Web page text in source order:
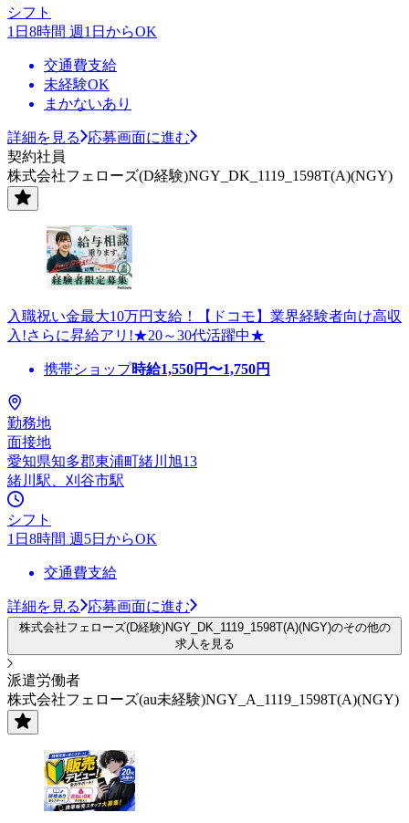
シフト
1日8時間 週1日からOK
交通費支給
未経験OK
まかないあり
詳細を見る
応募画面に進む
契約社員
株式会社フェローズ(D経験)NGY_DK_1119_1598T(A)(NGY)
入職祝い金最大10万円支給！【ドコモ】業界経験者向け高収
入!さらに昇給アリ!★20～30代活躍中★
携帯ショップ時給1,550円〜1,750円
勤務地
面接地
愛知県知多郡東浦町緒川旭13
緒川駅、刈谷市駅
シフト
1日8時間 週5日からOK
交通費支給
詳細を見る 応募画面に進む
株式会社フェローズ(D経験)NGY_DK_1119_1598T(A)(NGY)のその他の
求人を見る
派遣労働者
株式会社フェローズ(au未経験)NGY_A_1119_1598T(A)(NGY)